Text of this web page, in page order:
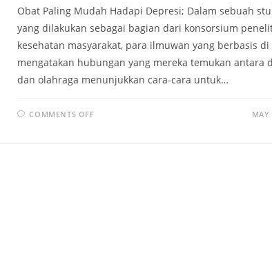
Obat Paling Mudah Hadapi Depresi; Dalam sebuah
yang dilakukan sebagai bagian dari konsorsium
kesehatan masyarakat, para ilmuwan yang berbasis di
mengatakan hubungan yang mereka temukan antara
dan olahraga menunjukkan cara-cara untuk…
COMMENTS OFFON MAY